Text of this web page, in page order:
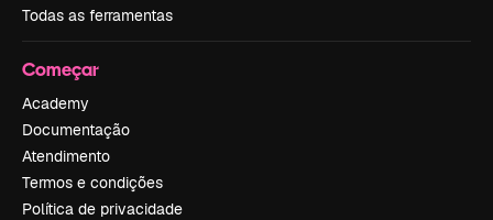
Todas as ferramentas
Começar
Academy
Documentação
Atendimento
Termos e condições
Política de privacidade